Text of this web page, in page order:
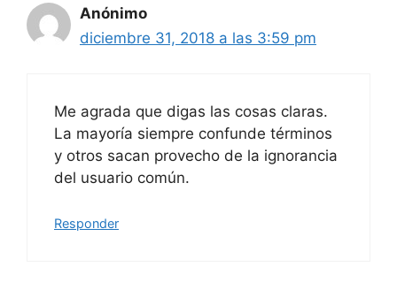
Anónimo
diciembre 31, 2018 a las 3:59 pm
Me agrada que digas las cosas claras.
La mayoría siempre confunde términos
y otros sacan provecho de la ignorancia
del usuario común.
Responder